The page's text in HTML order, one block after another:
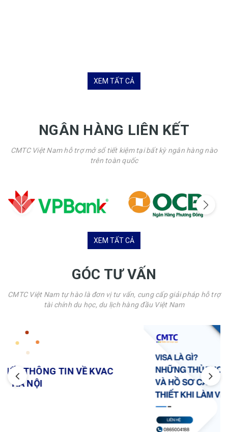
XEM TẤT CẢ
NGÂN HÀNG LIÊN KẾT
CMTC Việt Nam hỗ trợ mở sổ tiết kiệm tại bất kỳ ngân hàng nào
trên toàn quốc
XEM TẤT CẢ
GÓC TƯ VẤN
CMTC Việt Nam tự hào là đơn vị tư vấn, cung cấp giải pháp hỗ trợ
tài chính du học, du lịch hàng đầu Việt Nam
TÌM HIỂU CHI TIẾT THÔNG TIN VỀ KVAC